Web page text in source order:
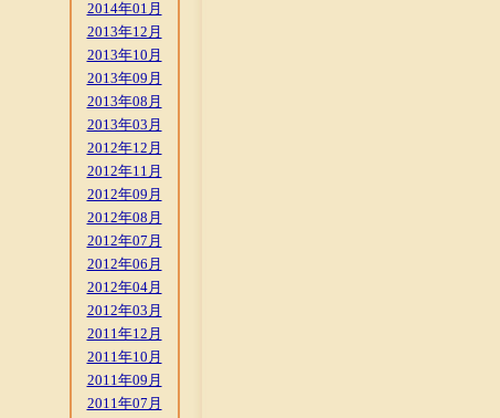
2014年01月
2013年12月
2013年10月
2013年09月
2013年08月
2013年03月
2012年12月
2012年11月
2012年09月
2012年08月
2012年07月
2012年06月
2012年04月
2012年03月
2011年12月
2011年10月
2011年09月
2011年07月